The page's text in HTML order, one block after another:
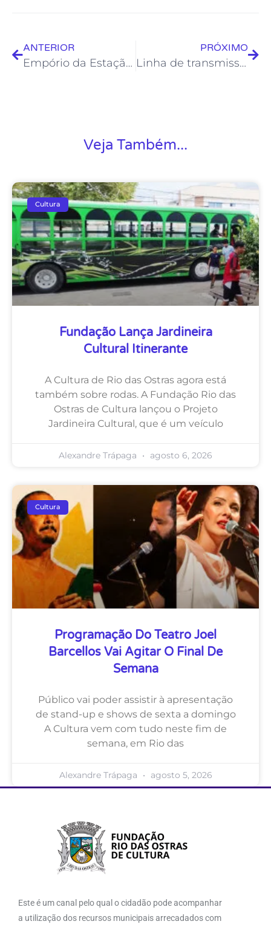
ANTERIOR
Empório da Estação volta com tudo neste sábado
PRÓXIMO
Linha de transmissão da Fundação de Cultura informa atividades culturais em Rio das Ostras
Veja Também...
Cultura
Fundação Lança Jardineira
Cultural Itinerante
A Cultura de Rio das Ostras agora está
também sobre rodas. A Fundação Rio das
Ostras de Cultura lançou o Projeto
Jardineira Cultural, que é um veículo
Alexandre Trápaga agosto 6, 2026
Cultura
Programação Do Teatro Joel
Barcellos Vai Agitar O Final De
Semana
Público vai poder assistir à apresentação
de stand-up e shows de sexta a domingo
A Cultura vem com tudo neste fim de
semana, em Rio das
Alexandre Trápaga agosto 5, 2026
Este é um canal pelo qual o cidadão pode acompanhar
a utilização dos recursos municipais arrecadados com